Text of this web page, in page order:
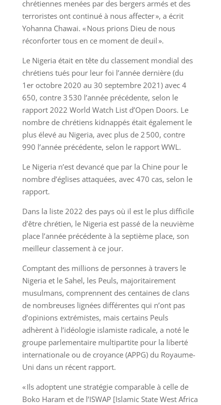
chrétiennes menées par des bergers armés et des
terroristes ont continué à nous affecter », a écrit
Yohanna Chawai. « Nous prions Dieu de nous
réconforter tous en ce moment de deuil ».
Le Nigeria était en tête du classement mondial des
chrétiens tués pour leur foi l’année dernière (du
1er octobre 2020 au 30 septembre 2021) avec 4
650, contre 3 530 l’année précédente, selon le
rapport 2022 World Watch List d’Open Doors. Le
nombre de chrétiens kidnappés était également le
plus élevé au Nigeria, avec plus de 2 500, contre
990 l’année précédente, selon le rapport WWL.
Le Nigeria n’est devancé que par la Chine pour le
nombre d’églises attaquées, avec 470 cas, selon le
rapport.
Dans la liste 2022 des pays où il est le plus difficile
d’être chrétien, le Nigeria est passé de la neuvième
place l’année précédente à la septième place, son
meilleur classement à ce jour.
Comptant des millions de personnes à travers le
Nigeria et le Sahel, les Peuls, majoritairement
musulmans, comprennent des centaines de clans
de nombreuses lignées différentes qui n’ont pas
d’opinions extrémistes, mais certains Peuls
adhèrent à l’idéologie islamiste radicale, a noté le
groupe parlementaire multipartite pour la liberté
internationale ou de croyance (APPG) du Royaume-
Uni dans un récent rapport.
« Ils adoptent une stratégie comparable à celle de
Boko Haram et de l’ISWAP [Islamic State West Africa